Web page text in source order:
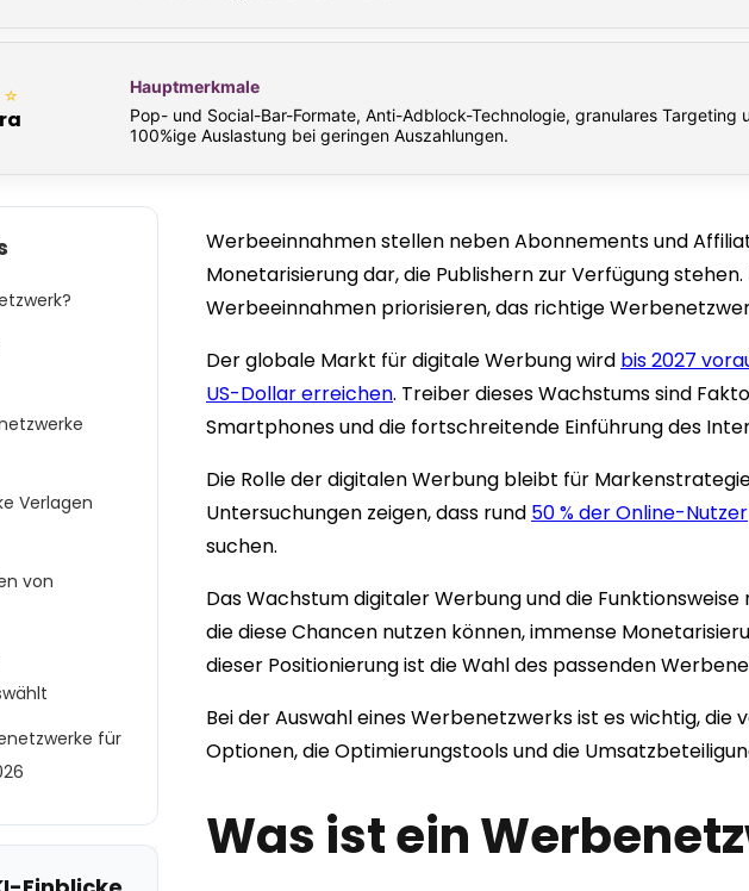
Hauptmerkmale
Pop- und Social-Bar-Formate, Anti-Adblock-Technologie, granulares Targeting
100%ige Auslastung bei geringen Auszahlungen.
Verlagen
von
für
Werbeeinnahmen stellen neben Abonnements und
Monetarisierung dar, die Publishern zur Verfügung
Werbeeinnahmen priorisieren, das richtige
Der globale Markt für digitale Werbung wird bis 2027
US-Dollar erreichen. Treiber dieses Wachstums sind
Smartphones und die fortschreitende Einführung des
Die Rolle der digitalen Werbung bleibt für
Untersuchungen zeigen, dass rund 50 % der Online-Nutzer
suchen.
Das Wachstum digitaler Werbung und die
die diese Chancen nutzen können, immense
dieser Positionierung ist die Wahl des passenden
Bei der Auswahl eines Werbenetzwerks ist es wichtig,
Optionen, die Optimierungstools und die
Was ist ein